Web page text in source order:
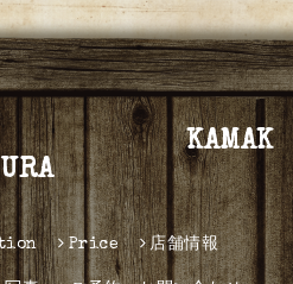
KAMAK
URA
Price 店舗情報